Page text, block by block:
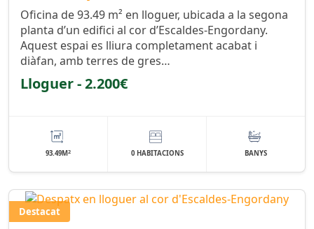
Oficina de 93.49 m² en lloguer, ubicada a la segona
planta d’un edifici al cor d’Escaldes-Engordany.
Aquest espai es lliura completament acabat i
diàfan, amb terres de gres…
Lloguer - 2.200€
93.49M 2 0 HABITACIONS BANYS
Destacat